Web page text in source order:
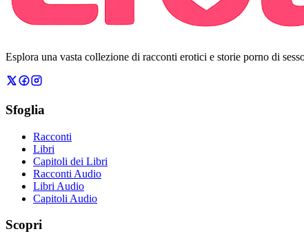
Esplora una vasta collezione di racconti erotici e storie porno di
Sfoglia
Racconti
Libri
Capitoli dei Libri
Racconti Audio
Libri Audio
Capitoli Audio
Scopri